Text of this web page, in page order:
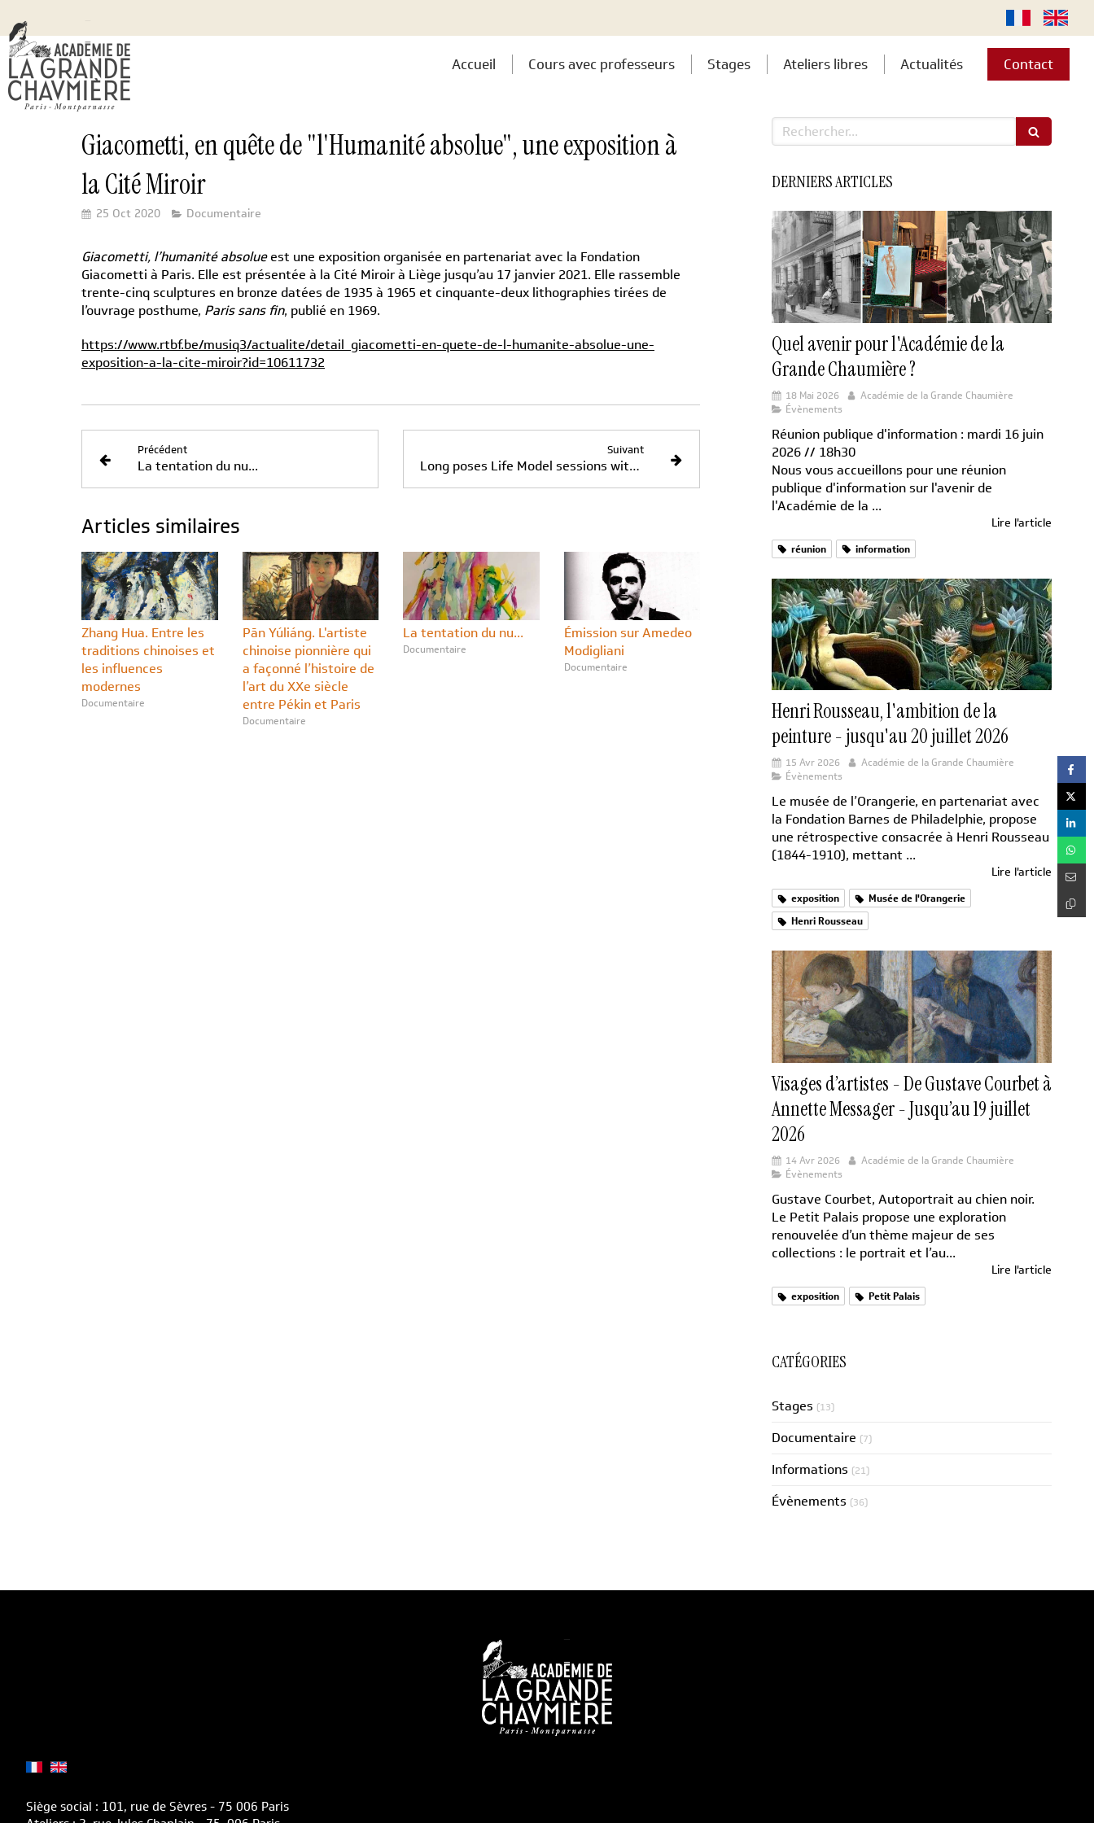
Accueil Cours avec professeurs Stages Ateliers libres Actualités Contact
Giacometti, en quête de "l'Humanité absolue", une exposition à
la Cité Miroir
25 Oct 2020 Documentaire
Giacometti, l’humanité absolueest une exposition organisée en partenariat avec la Fondation
Giacometti à Paris. Elle est présentée à la Cité Miroir à Liège jusqu’au 17 janvier 2021. Elle rassemble
trente-cinq sculptures en bronze datées de 1935 à 1965 et cinquante-deux lithographies tirées de
l’ouvrage posthume, Paris sans fin, publié en 1969.
https://www.rtbf.be/musiq3/actualite/detail_giacometti-en-quete-de-l-humanite-absolue-une-
exposition-a-la-cite-miroir?id=10611732
Précédent
La tentation du nu...
Suivant
Long poses Life Model sessions with spinning stand
Articles similaires
Zhang Hua. Entre les
traditions chinoises et
les influences
modernes
Documentaire
Pān Yúliáng. L'artiste
chinoise pionnière qui
a façonné l’histoire de
l’art du XXe siècle
entre Pékin et Paris
Documentaire
La tentation du nu...
Documentaire
Émission sur Amedeo
Modigliani
Documentaire
Rechercher
DERNIERS ARTICLES
Quel avenir pour l'Académie de la
Grande Chaumière ?
18 Mai 2026
Académie de la Grande Chaumière
Évènements
Réunion publique d'information : mardi 16 juin
2026 // 18h30
Nous vous accueillons pour une réunion
publique d'information sur l'avenir de
l'Académie de la ...
Lire l'article
réunion information
Henri Rousseau, l'ambition de la
peinture - jusqu'au 20 juillet 2026
15 Avr 2026
Académie de la Grande Chaumière
Évènements
Le musée de l’Orangerie, en partenariat avec
la Fondation Barnes de Philadelphie, propose
une rétrospective consacrée à Henri Rousseau
(1844-1910), mettant ...
Lire l'article
exposition
Musée de l'Orangerie
Henri Rousseau
Visages d’artistes - De Gustave Courbet à
Annette Messager - Jusqu’au 19 juillet
2026
14 Avr 2026
Académie de la Grande Chaumière
Évènements
Gustave Courbet, Autoportrait au chien noir.
Le Petit Palais propose une exploration
renouvelée d’un thème majeur de ses
collections : le portrait et l’au...
Lire l'article
exposition Petit Palais
CATÉGORIES
Stages (13)
Documentaire (7)
Informations (21)
Évènements (36)
Siège social : 101, rue de Sèvres - 75 006 Paris